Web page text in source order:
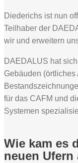
Diederichs ist nun
Teilhaber der
wir und erweitern
DAEDALUS hat
Gebäuden
für das CAFM und
Systemen
Wie kam es
neuen Ufern